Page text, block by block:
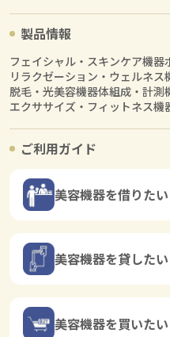
製品情報
フェイシャル・スキンケア機器
リラクゼーション・ウェルネス
脱毛・光美容機器体組成・計測
エクササイズ・フィットネス機
ご利用ガイド
美容機器を借りたい
美容機器を貸したい
美容機器を買いたい